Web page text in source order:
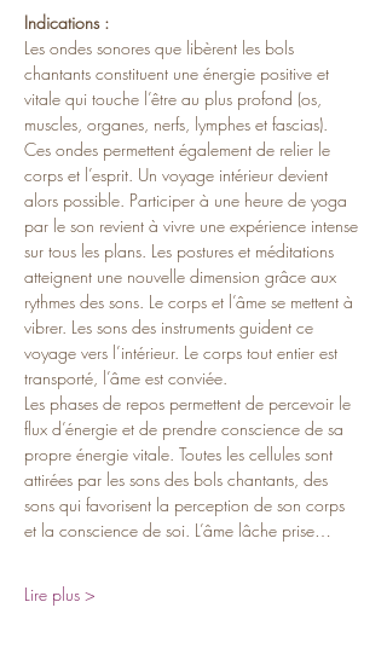
Indications :
Les ondes sonores que libèrent les bols
chantants constituent une énergie positive et
vitale qui touche l’être au plus profond (os,
muscles, organes, nerfs, lymphes et fascias).
Ces ondes permettent également de relier le
corps et l’esprit. Un voyage intérieur devient
alors possible. Participer à une heure de yoga
par le son revient à vivre une expérience intense
sur tous les plans. Les postures et méditations
atteignent une nouvelle dimension grâce aux
rythmes des sons. Le corps et l’âme se mettent à
vibrer. Les sons des instruments guident ce
voyage vers l’intérieur. Le corps tout entier est
transporté, l’âme est conviée.
Les phases de repos permettent de percevoir le
flux d’énergie et de prendre conscience de sa
propre énergie vitale. Toutes les cellules sont
attirées par les sons des bols chantants, des
sons qui favorisent la perception de son corps
et la conscience de soi. L’âme lâche prise…
Lire plus >